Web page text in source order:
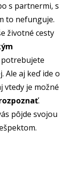
s partnermi, s
to nefunguje.
životné cesty
potrebujete
Ale aj keď ide o
vtedy je možné
.
pôjde svojou